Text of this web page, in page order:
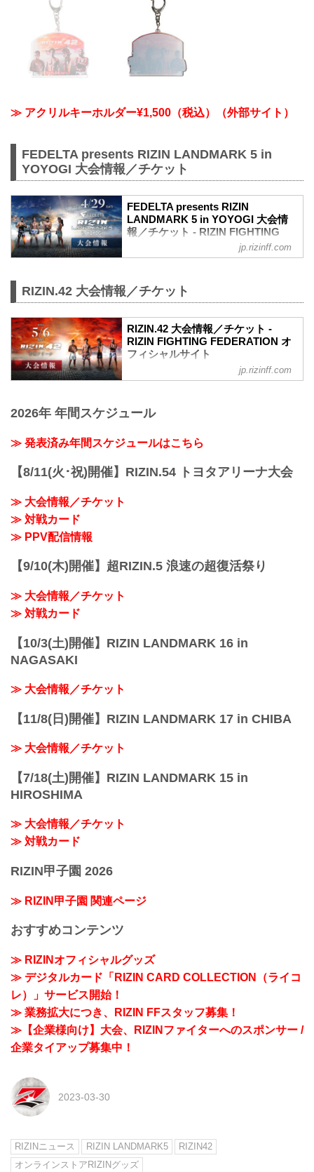
≫ アクリルキーホルダー¥1,500（税込）（外部サイト）
FEDELTA presents RIZIN LANDMARK 5 in
YOYOGI 大会情報／チケット
FEDELTA presents RIZIN
LANDMARK 5 in YOYOGI 大会情
報／チケット - RIZIN FIGHTING
FEDERATION オフィシャルサイト
ット追加販売のお知らせ
RIZIN LANDMARK 5 in YOYOGIのアウト
レット席と演出変更による増席でSRS席
の販売が決定いたしました。
販売開始：3月26日（日）10:00〜
SRS席 ※増席
アウトレットA席
RIZIN LANDMARK 5 in YOYOGIの開催日
変更前：4月30日（日）
変更後：4月29日（祝・土）14:30開場 /
jp.rizinff.com
RIZIN.42 大会情報／チケット
RIZIN.42 大会情報／チケット -
RIZIN FIGHTING FEDERATION オ
フィシャルサイト
RIZIN.42 大会概要
2023年5月6日（土）12:30開場（予定） /
※開場・開始時間は予定です。決定次第
RIZIN FFオフィシャルサイトにてご案内
ご了承ください。
会場
jp.rizinff.com
2026年 年間スケジュール
≫ 発表済み年間スケジュールはこちら
【8/11(火･祝)開催】RIZIN.54 トヨタアリーナ大会
≫ 大会情報／チケット
≫ 対戦カード
≫ PPV配信情報
【9/10(木)開催】超RIZIN.5 浪速の超復活祭り
≫ 大会情報／チケット
≫ 対戦カード
【10/3(土)開催】RIZIN LANDMARK 16 in
NAGASAKI
≫ 大会情報／チケット
【11/8(日)開催】RIZIN LANDMARK 17 in CHIBA
≫ 大会情報／チケット
【7/18(土)開催】RIZIN LANDMARK 15 in
HIROSHIMA
≫ 大会情報／チケット
≫ 対戦カード
RIZIN甲子園 2026
≫ RIZIN甲子園 関連ページ
おすすめコンテンツ
≫ RIZINオフィシャルグッズ
≫ デジタルカード「RIZIN CARD COLLECTION（ライコ
レ）」サービス開始！
≫ 業務拡大につき、RIZIN FFスタッフ募集！
≫【企業様向け】大会、RIZINファイターへのスポンサー /
企業タイアップ募集中！
2023-03-30
RIZINニュース RIZIN LANDMARK5
RIZIN42
オンラインストアRIZINグッズ